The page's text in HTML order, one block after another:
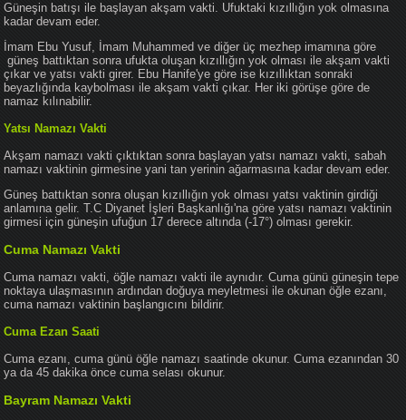
Güneşin batışı ile başlayan akşam vakti. Ufuktaki kızıllığın yok olmasına
kadar devam eder.
İmam Ebu Yusuf, İmam Muhammed ve diğer üç mezhep imamına göre
güneş battıktan sonra ufukta oluşan kızıllığın yok olması ile akşam vakti
çıkar ve yatsı vakti girer. Ebu Hanife'ye göre ise kızıllıktan sonraki
beyazlığında kaybolması ile akşam vakti çıkar. Her iki görüşe göre de
namaz kılınabilir.
Yatsı Namazı Vakti
Akşam namazı vakti çıktıktan sonra başlayan yatsı namazı vakti, sabah
namazı vaktinin girmesine yani tan yerinin ağarmasına kadar devam eder.
Güneş battıktan sonra oluşan kızıllığın yok olması yatsı vaktinin girdiği
anlamına gelir. T.C Diyanet İşleri Başkanlığı'na göre yatsı namazı vaktinin
girmesi için güneşin ufuğun 17 derece altında (-17°) olması gerekir.
Cuma Namazı Vakti
Cuma namazı vakti, öğle namazı vakti ile aynıdır. Cuma günü güneşin tepe
noktaya ulaşmasının ardından doğuya meyletmesi ile okunan öğle ezanı,
cuma namazı vaktinin başlangıcını bildirir.
Cuma Ezan Saati
Cuma ezanı, cuma günü öğle namazı saatinde okunur. Cuma ezanından 30
ya da 45 dakika önce cuma selası okunur.
Bayram Namazı Vakti